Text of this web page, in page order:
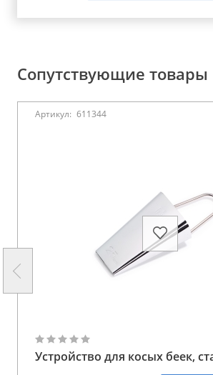
Сопутствующие товары
Артикул: 611344
Устройство для косых беек,